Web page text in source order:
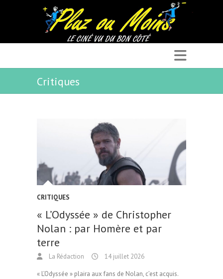
Critiques
CRITIQUES
« L’Odyssée » de Christopher
Nolan : par Homère et par
terre
La Rédaction 14 juillet 2026
« L’Odyssée » plaira aux fans de Nolan, c’est acquis.